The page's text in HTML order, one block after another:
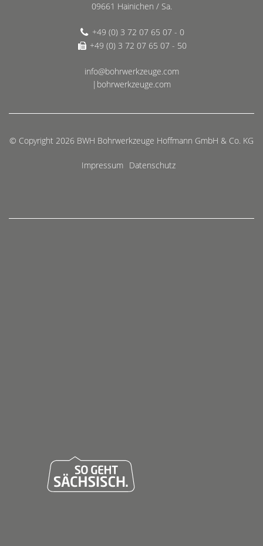
09661 Hainichen / Sa.
+49 (0) 3 72 07 65 07 - 0
+49 (0) 3 72 07 65 07 - 50
info@bohrwerkzeuge.com
|bohrwerkzeuge.com
© Copyright 2026 BWH Bohrwerkzeuge Hoffmann GmbH & Co. KG
Impressum Datenschutz